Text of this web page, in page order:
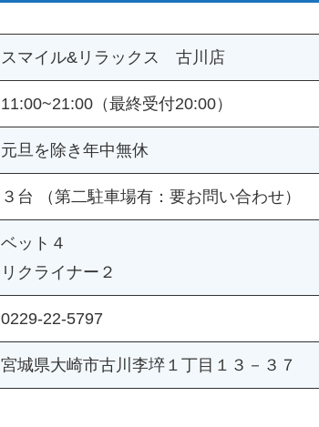
スマイル&リラックス 古川店
11:00~21:00（最終受付20:00）
元旦を除き年中無休
３台 （第二駐車場有：要お問い合わせ）
ベット４
リクライナー２
0229-22-5797
宮城県大崎市古川李埣１丁目１３－３７